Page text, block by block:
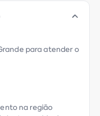
para atender o
na região